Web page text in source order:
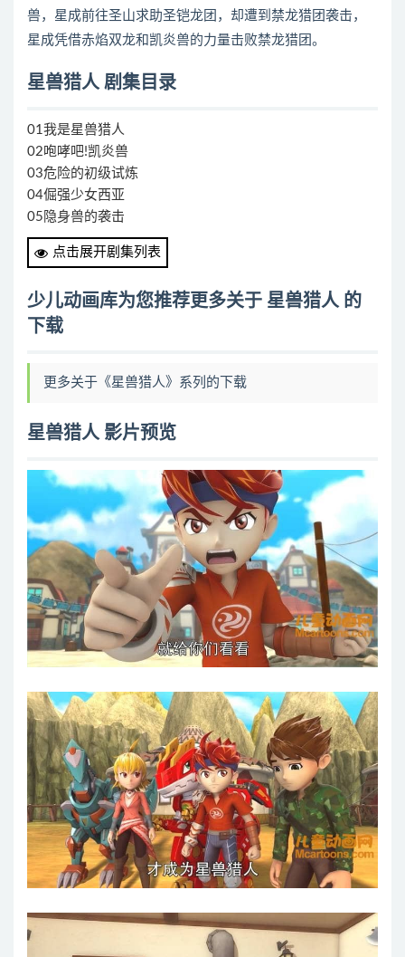
兽，星成前往圣山求助圣铠龙团，却遭到禁龙猎团袭击，
星成凭借赤焰双龙和凯炎兽的力量击败禁龙猎团。
星兽猎人 剧集目录
01我是星兽猎人
02咆哮吧!凯炎兽
03危险的初级试炼
04倔强少女西亚
05隐身兽的袭击
06危险的暴风兽
07谜一样的电击兽
09朋友从不孤单
10旋风天马的力量
13驭龙之力的考验
15过去的真相
17东阳的离开
19可怕的地下迷城
20勇气山的试炼
21冲破龙卷风
22驭龙之力大暴走
23勇闯圣山
24圣山上的激斗
25大逆转之战
27我的伙伴由我拯救
28星兽龙王的陨落
29星兽蛋的秘密
30光与暗的激战
31失去的光芒
32星兽猎神的大反击
点击展开剧集列表
少儿动画库为您推荐更多关于 星兽猎人 的
下载
更多关于《星兽猎人》系列的下载
星兽猎人 影片预览